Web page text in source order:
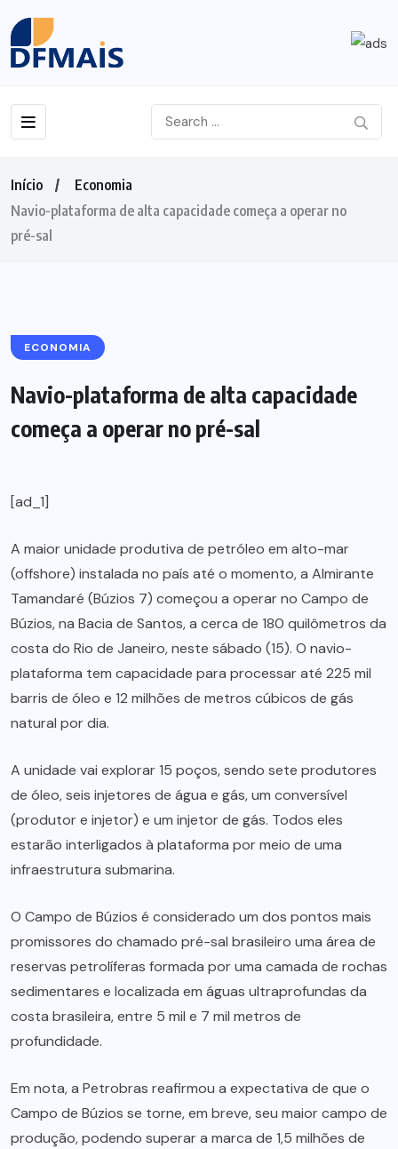
Início
Economia
Navio-plataforma de alta capacidade começa a operar no
pré-sal
ECONOMIA
Navio-plataforma de alta capacidade
começa a operar no pré-sal
[ad_1]
A maior unidade produtiva de petróleo em alto-mar
(offshore) instalada no país até o momento, a Almirante
Tamandaré (Búzios 7) começou a operar no Campo de
Búzios, na Bacia de Santos, a cerca de 180 quilômetros da
costa do Rio de Janeiro, neste sábado (15). O navio-
plataforma tem capacidade para processar até 225 mil
barris de óleo e 12 milhões de metros cúbicos de gás
natural por dia.
A unidade vai explorar 15 poços, sendo sete produtores
de óleo, seis injetores de água e gás, um conversível
(produtor e injetor) e um injetor de gás. Todos eles
estarão interligados à plataforma por meio de uma
infraestrutura submarina.
O Campo de Búzios é considerado um dos pontos mais
promissores do chamado pré-sal brasileiro uma área de
reservas petrolíferas formada por uma camada de rochas
sedimentares e localizada em águas ultraprofundas da
costa brasileira, entre 5 mil e 7 mil metros de
profundidade.
Em nota, a Petrobras reafirmou a expectativa de que o
Campo de Búzios se torne, em breve, seu maior campo de
produção, podendo superar a marca de 1,5 milhões de